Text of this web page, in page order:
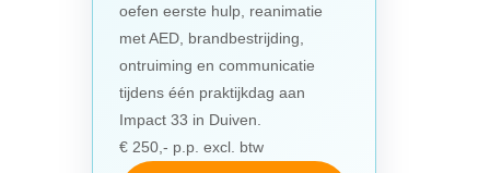
oefen eerste hulp, reanimatie
met AED, brandbestrijding,
ontruiming en communicatie
tijdens één praktijkdag aan
Impact 33 in Duiven.
€ 250,- p.p. excl. btw